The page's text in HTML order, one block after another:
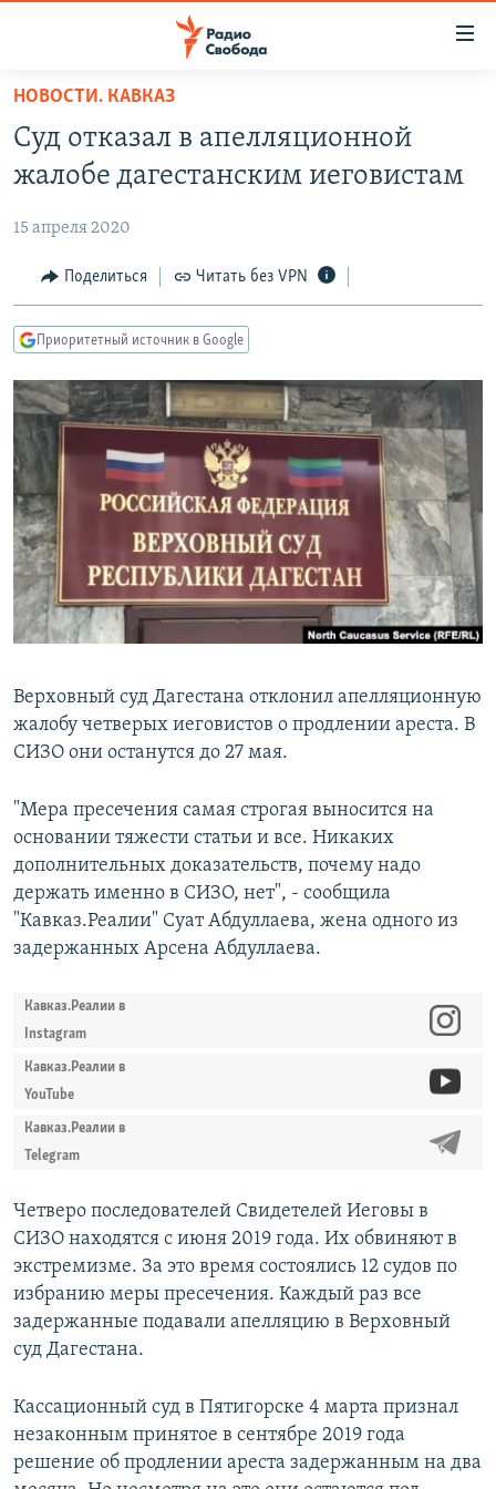
упрощенного
доступа
Вернуться
основному
Вернутся
главной
навигации
Вернутся
поиску
ПОДКАСТЫ
ЦИТАТЫ СВОБОДЫ
МНЕНИЯ
IDEL.РЕАЛИИ
КАВКАЗ.РЕАЛИИ
СЕВЕР.РЕАЛИИ
СИБИРЬ.РЕАЛИИ
РАСПИСАНИЕ ВЕЩАНИЯ
ПОДПИШИТЕСЬ НА РАССЫЛКУ
СОЦИАЛЬНЫЕ СЕТИ
Все сайты РСЕ/РС
НОВОСТИ. КАВКАЗ
Суд отказал в апелляционной
жалобе дагестанским иеговистам
15 апреля 2020
Поделиться Читать без VPN
Приоритетный источник в Google
Верховный суд Дагестана отклонил апелляционную
жалобу четверых иеговистов о продлении ареста. В
СИЗО они останутся до 27 мая.
"Мера пресечения самая строгая выносится на
основании тяжести статьи и все. Никаких
дополнительных доказательств, почему надо
держать именно в СИЗО, нет", - сообщила
"Кавказ.Реалии" Суат Абдуллаева, жена одного из
задержанных Арсена Абдуллаева.
Кавказ.Реалии в
Instagram
Кавказ.Реалии в
YouTube
Кавказ.Реалии в
Telegram
Четверо последователей Свидетелей Иеговы в
СИЗО находятся с июня 2019 года. Их обвиняют в
экстремизме. За это время состоялись 12 судов по
избранию меры пресечения. Каждый раз все
задержанные подавали апелляцию в Верховный
суд Дагестана.
Кассационный суд в Пятигорске 4 марта признал
незаконным принятое в сентябре 2019 года
решение об продлении ареста задержанным на два